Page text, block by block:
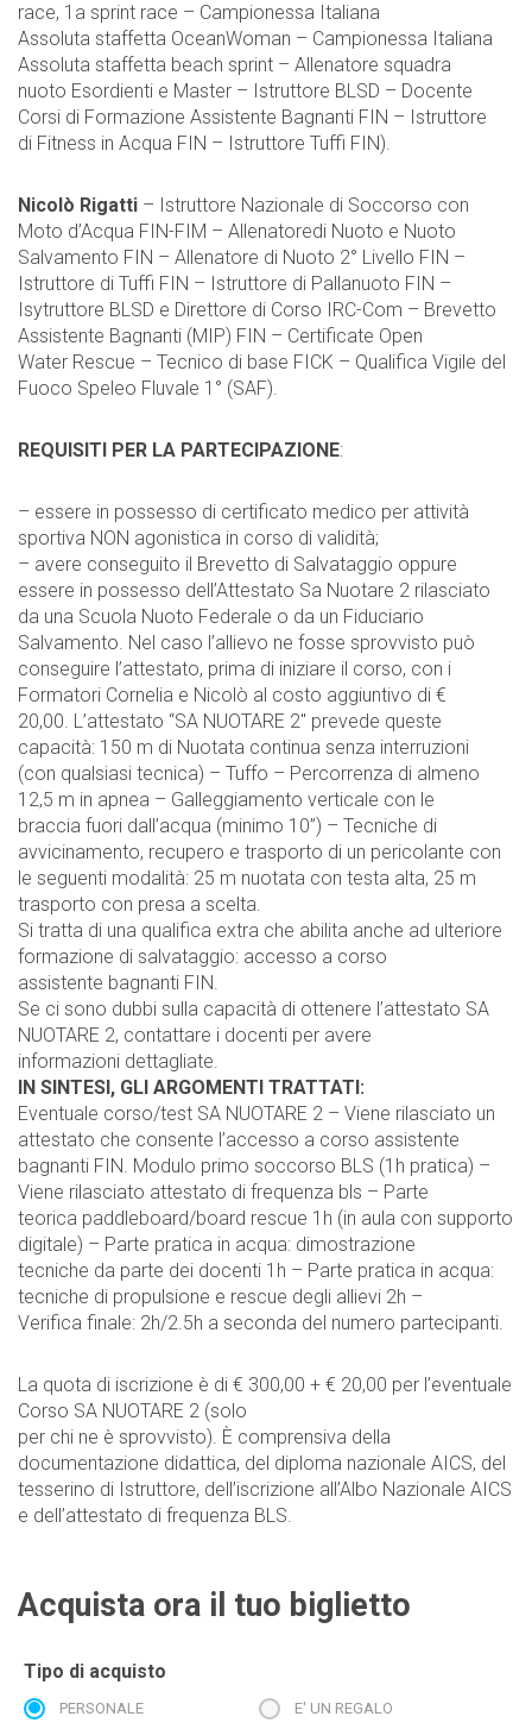
race, 1a sprint race – Campionessa Italiana
Assoluta staffetta OceanWoman – Campionessa Italiana
Assoluta staffetta beach sprint – Allenatore squadra
nuoto Esordienti e Master – Istruttore BLSD – Docente
Corsi di Formazione Assistente Bagnanti FIN – Istruttore
di Fitness in Acqua FIN – Istruttore Tuffi FIN).
Nicolò Rigatti – Istruttore Nazionale di Soccorso con
Moto d’Acqua FIN-FIM – Allenatoredi Nuoto e Nuoto
Salvamento FIN – Allenatore di Nuoto 2° Livello FIN –
Istruttore di Tuffi FIN – Istruttore di Pallanuoto FIN –
Isytruttore BLSD e Direttore di Corso IRC-Com – Brevetto
Assistente Bagnanti (MIP) FIN – Certificate Open
Water Rescue – Tecnico di base FICK – Qualifica Vigile del
Fuoco Speleo Fluvale 1° (SAF).
REQUISITI PER LA PARTECIPAZIONE:
– essere in possesso di certificato medico per attività
sportiva NON agonistica in corso di validità;
– avere conseguito il Brevetto di Salvataggio oppure
essere in possesso dell’Attestato Sa Nuotare 2 rilasciato
da una Scuola Nuoto Federale o da un Fiduciario
Salvamento. Nel caso l’allievo ne fosse sprovvisto può
conseguire l’attestato, prima di iniziare il corso, con i
Formatori Cornelia e Nicolò al costo aggiuntivo di €
20,00. L’attestato “SA NUOTARE 2″ prevede queste
capacità: 150 m di Nuotata continua senza interruzioni
(con qualsiasi tecnica) – Tuffo – Percorrenza di almeno
12,5 m in apnea – Galleggiamento verticale con le
braccia fuori dall’acqua (minimo 10”) – Tecniche di
avvicinamento, recupero e trasporto di un pericolante con
le seguenti modalità: 25 m nuotata con testa alta, 25 m
trasporto con presa a scelta.
Si tratta di una qualifica extra che abilita anche ad ulteriore
formazione di salvataggio: accesso a corso
assistente bagnanti FIN.
Se ci sono dubbi sulla capacità di ottenere l’attestato SA
NUOTARE 2, contattare i docenti per avere
informazioni dettagliate.
IN SINTESI, GLI ARGOMENTI TRATTATI:
Eventuale corso/test SA NUOTARE 2 – Viene rilasciato un
attestato che consente l’accesso a corso assistente
bagnanti FIN. Modulo primo soccorso BLS (1h pratica) –
Viene rilasciato attestato di frequenza bls – Parte
teorica paddleboard/board rescue 1h (in aula con supporto
digitale) – Parte pratica in acqua: dimostrazione
tecniche da parte dei docenti 1h – Parte pratica in acqua:
tecniche di propulsione e rescue degli allievi 2h –
Verifica finale: 2h/2.5h a seconda del numero partecipanti.
La quota di iscrizione è di € 300,00 + € 20,00 per l’eventuale
Corso SA NUOTARE 2 (solo
per chi ne è sprovvisto). È comprensiva della
documentazione didattica, del diploma nazionale AICS, del
tesserino di Istruttore, dell’iscrizione all’Albo Nazionale AICS
e dell’attestato di frequenza BLS.
Acquista ora il tuo biglietto
Tipo di acquisto
PERSONALE E' UN REGALO